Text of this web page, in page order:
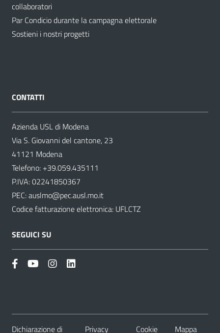
collaboratori
Par Condicio durante la campagna elettorale
Sostieni i nostri progetti
CONTATTI
Azienda USL di Modena
Via S. Giovanni del cantone, 23
41121 Modena
Telefono: +39.059.435111
P.IVA: 02241850367
PEC:auslmo@pec.ausl.mo.it
Codice fatturazione elettronica: UFLCTZ
SEGUICI SU
Dichiarazione di Privacy Cookie Mappa